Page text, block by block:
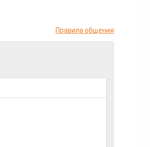
Правила общения